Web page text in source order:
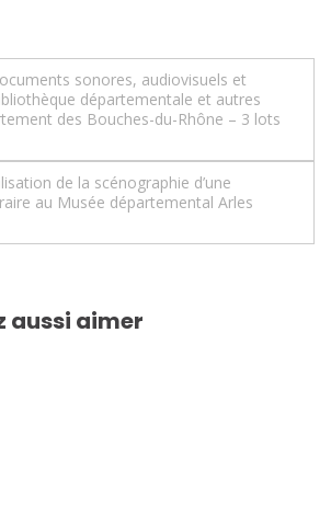
sonores, audiovisuels et
départementale et autres
des Bouches-du-Rhône – 3 lots
de la scénographie d’une
au Musée départemental Arles
aussi aimer